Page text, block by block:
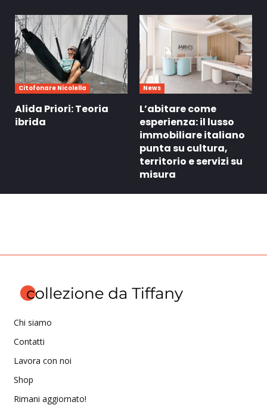
Citofonare Nicolella
Alida Priori: Teoria
ibrida
News
L’abitare come
esperienza: il lusso
immobiliare italiano
punta su cultura,
territorio e servizi su
misura
Chi siamo
Contatti
Lavora con noi
Shop
Rimani aggiornato!